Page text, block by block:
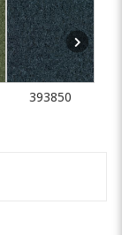
393850